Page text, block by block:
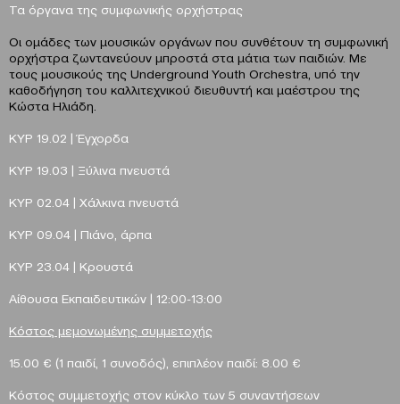
Τα όργανα της συμφωνικής ορχήστρας
Οι ομάδες των μουσικών οργάνων που συνθέτουν τη συμφωνική
ορχήστρα ζωντανεύουν μπροστά στα μάτια των παιδιών. Με
τους μουσικούς της Underground Youth Orchestra, υπό την
καθοδήγηση του καλλιτεχνικού διευθυντή και μαέστρου της
Κώστα Ηλιάδη.
ΚΥΡ 19.02 | Έγχορδα
ΚΥΡ 19.03 | Ξύλινα πνευστά
ΚΥΡ 02.04 | Χάλκινα πνευστά
ΚΥΡ 09.04 | Πιάνο, άρπα
ΚΥΡ 23.04 | Κρουστά
Αίθουσα Εκπαιδευτικών | 12:00-13:00
Κόστος μεμονωμένης συμμετοχής
15.00 € (1 παιδί, 1 συνοδός), επιπλέον παιδί: 8.00 €
Κόστος συμμετοχής στον κύκλο των 5 συναντήσεων